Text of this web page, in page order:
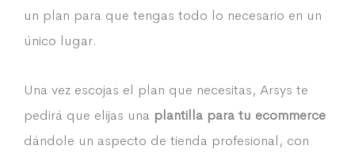
un plan para que tengas todo lo necesario en un
único lugar.
Una vez escojas el plan que necesitas, Arsys te
pedirá que elijas una plantilla para tu ecommerce
dándole un aspecto de tienda profesional, con